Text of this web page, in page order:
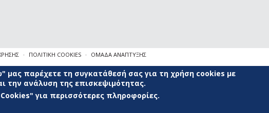
ΠΟΛΙΤΙΚΗ COOKIES ΟΜΑΔΑ ΑΝΑΠΤΥΞΗΣ
παρέχετε τη συγκατάθεσή σας για τη χρήση cookies με
την ανάλυση της επισκεψιμότητας.
για περισσότερες πληροφορίες.